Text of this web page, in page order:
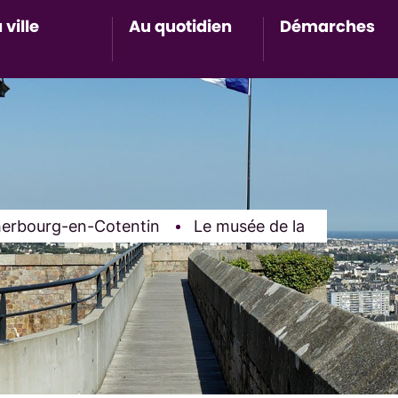
ville Au quotidien
Accès au sous-menu de
Démarches
Accès
en-Cotentin
Le musée de la